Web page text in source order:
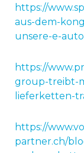
https://
aus-dem-
unsere-e-
https://
group-treibt-
lieferketten-
https://
partner.ch/